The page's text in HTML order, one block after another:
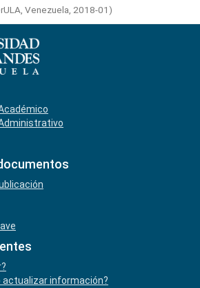
Venezuela, 2018-01)
actualizar información?